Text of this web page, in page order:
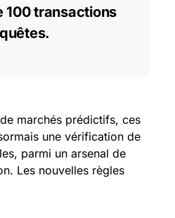
100transactions
marchés prédictifs, ces
une vérification de
parmi un arsenal de
Les nouvelles règles